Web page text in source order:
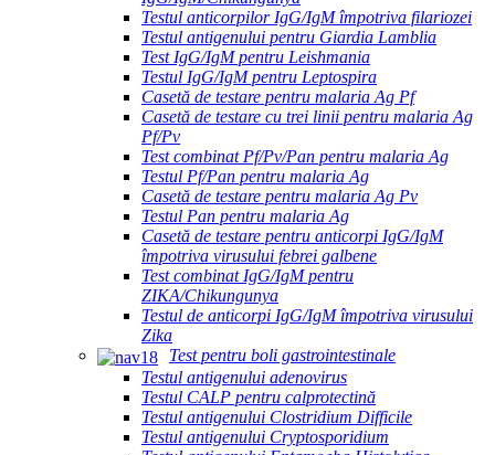
Testul anticorpilor IgG/IgM împotriva filariozei
Testul antigenului pentru Giardia Lamblia
Test IgG/IgM pentru Leishmania
Testul IgG/IgM pentru Leptospira
Casetă de testare pentru malaria Ag Pf
Casetă de testare cu trei linii pentru malaria Ag
Pf/Pv
Test combinat Pf/Pv/Pan pentru malaria Ag
Testul Pf/Pan pentru malaria Ag
Casetă de testare pentru malaria Ag Pv
Testul Pan pentru malaria Ag
Casetă de testare pentru anticorpi IgG/IgM
împotriva virusului febrei galbene
Test combinat IgG/IgM pentru
ZIKA/Chikungunya
Testul de anticorpi IgG/IgM împotriva virusului
Zika
Test pentru boli gastrointestinale
Testul antigenului adenovirus
Testul CALP pentru calprotectină
Testul antigenului Clostridium Difficile
Testul antigenului Cryptosporidium